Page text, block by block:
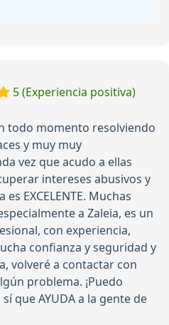
5 (Experiencia positiva)
todo momento resolviendo
y muy muy
vez que acudo a ellas
intereses abusivos y
EXCELENTE. Muchas
a Zaleia, es un
con experiencia,
confianza y seguridad y
volveré a contactar con
problema. ¡Puedo
que AYUDA a la gente de